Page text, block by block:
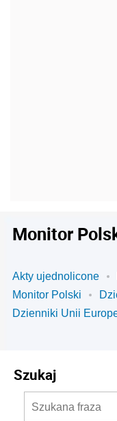
Monitor
Akty ujednolicone
Monitor Polski
Dzienniki Unii
Szukaj